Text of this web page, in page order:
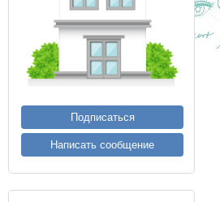
Подписаться
Написать сообщение